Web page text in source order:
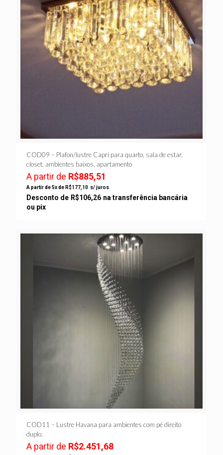
COD09 – Plafon/lustre Capri para quarto, sala de estar,
closet, ambientes baixos, apartamento
A partir de R$885,51
A partir de 5x de R$177,10 s/ juros
Desconto de R$106,26 na transferência bancária
ou pix
COD11 – Lustre Havana para ambientes com pé direito
duplo.
A partir de R$2.451,68